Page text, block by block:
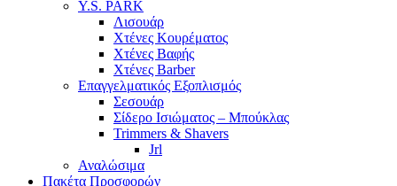
Y.S. PARK
Λισουάρ
Χτένες Κουρέματος
Χτένες Βαφής
Χτένες Barber
Επαγγελματικός Εξοπλισμός
Σεσουάρ
Σίδερο Ισιώματος – Μπούκλας
Trimmers & Shavers
Jrl
Αναλώσιμα
Πακέτα Προσφορών